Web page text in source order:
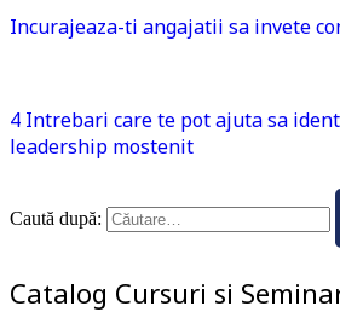
Incurajeaza-ti angajatii sa invete
4 Intrebari care te pot ajuta sa
leadership mostenit
Caută după:
Catalog Cursuri si